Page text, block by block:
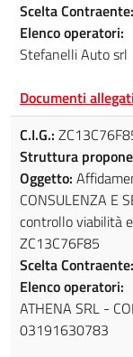
Scelta Contraente:
Elenco operatori:
Stefanelli Auto srl
Documenti allegati
C.I.G.:
Struttura
Oggetto:
CONSULENZA E
controllo viabilità
ZC13C76F85
Scelta Contraente:
Elenco operatori:
ATHENA SRL -
03191630783